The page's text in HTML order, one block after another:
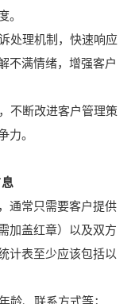
。
处理机制，快速响应
不满情绪，增强客户
不断改进客户管理策
力。
通常只需要客户提供
加盖红章）以及双方
计表至少应该包括以